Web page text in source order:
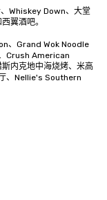
Whiskey Down、大堂
翼酒吧。
、Grand Wok Noodle
Crush American
内克地中海烧烤、米高
、Nellie's Southern